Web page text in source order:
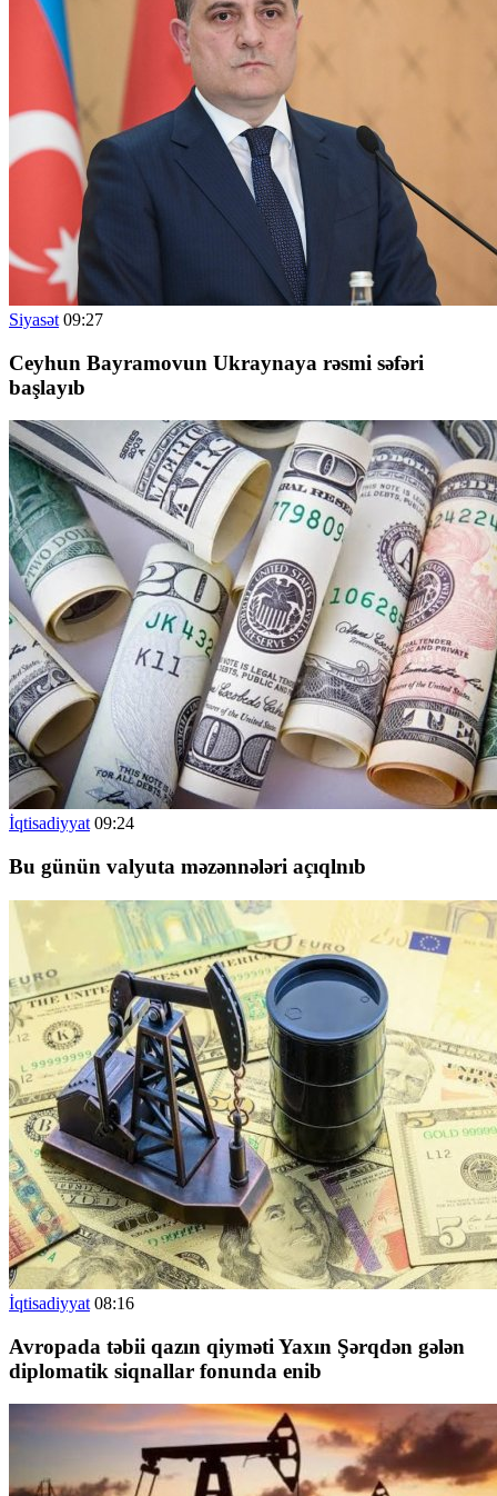
Siyasət 09:27
Ceyhun Bayramovun Ukraynaya rəsmi səfəri
başlayıb
İqtisadiyyat 09:24
Bu günün valyuta məzənnələri açıqlnıb
İqtisadiyyat 08:16
Avropada təbii qazın qiyməti Yaxın Şərqdən gələn
diplomatik siqnallar fonunda enib